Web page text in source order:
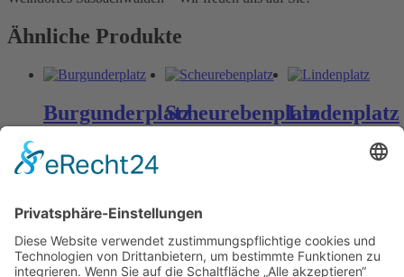
Ähnliche Produkte
Burgunderplatz
ab 198 n. v.
ScheurebenplatzLindenplatz